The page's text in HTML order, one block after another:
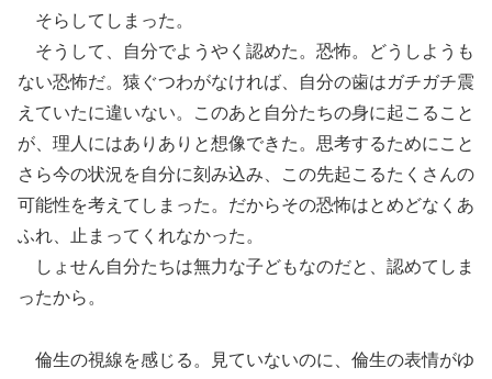
そらしてしまった。
そうして、自分でようやく認めた。恐怖。どうしようも
ない恐怖だ。猿ぐつわがなければ、自分の歯はガチガチ震
えていたに違いない。このあと自分たちの身に起こること
が、理人にはありありと想像できた。思考するためにこと
さら今の状況を自分に刻み込み、この先起こるたくさんの
可能性を考えてしまった。だからその恐怖はとめどなくあ
ふれ、止まってくれなかった。
しょせん自分たちは無力な子どもなのだと、認めてしま
ったから。
倫生の視線を感じる。見ていないのに、倫生の表情がゆ